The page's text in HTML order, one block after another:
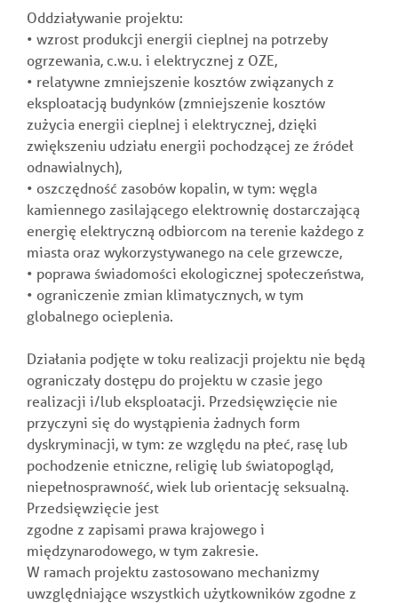
Oddziaływanie projektu:
• wzrost produkcji energii cieplnej na potrzeby
ogrzewania, c.w.u. i elektrycznej z OZE,
• relatywne zmniejszenie kosztów związanych z
eksploatacją budynków (zmniejszenie kosztów
zużycia energii cieplnej i elektrycznej, dzięki
zwiększeniu udziału energii pochodzącej ze źródeł
odnawialnych),
• oszczędność zasobów kopalin, w tym: węgla
kamiennego zasilającego elektrownię dostarczającą
energię elektryczną odbiorcom na terenie każdego z
miasta oraz wykorzystywanego na cele grzewcze,
• poprawa świadomości ekologicznej społeczeństwa,
• ograniczenie zmian klimatycznych, w tym
globalnego ocieplenia.
Działania podjęte w toku realizacji projektu nie będą
ograniczały dostępu do projektu w czasie jego
realizacji i/lub eksploatacji. Przedsięwzięcie nie
przyczyni się do wystąpienia żadnych form
dyskryminacji, w tym: ze względu na płeć, rasę lub
pochodzenie etniczne, religię lub światopogląd,
niepełnosprawność, wiek lub orientację seksualną.
Przedsięwzięcie jest
zgodne z zapisami prawa krajowego i
międzynarodowego, w tym zakresie.
W ramach projektu zastosowano mechanizmy
uwzględniające wszystkich użytkowników zgodne z